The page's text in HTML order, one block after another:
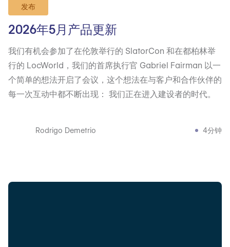
发布
2026年5月产品更新
我们有机会参加了在伦敦举行的 SlatorCon 和在都柏林举
行的 LocWorld，我们的首席执行官 Gabriel Fairman 以一
个简单的想法开启了会议，这个想法在与客户和合作伙伴的
每一次互动中都不断出现： 我们正在进入建设者的时代。
Rodrigo Demetrio 4分钟